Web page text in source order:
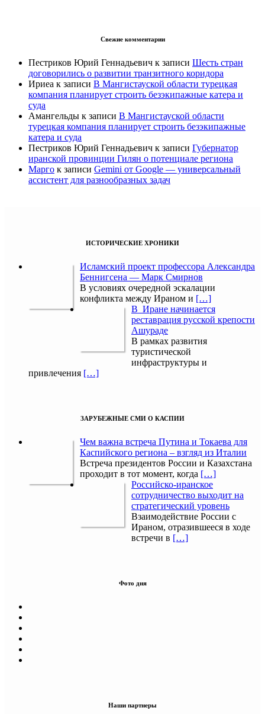
Свежие комментарии
Пестриков Юрий Геннадьевич к записи Шесть стран
договорились о развитии транзитного коридора
Ириеа к записи В Мангистауской области турецкая
компания планирует строить безэкипажные катера и
суда
Амангельды к записи В Мангистауской области
турецкая компания планирует строить безэкипажные
катера и суда
Пестриков Юрий Геннадьевич к записи Губернатор
иранской провинции Гилян о потенциале региона
Марго к записи Gemini от Google — универсальный
ассистент для разнообразных задач
ИСТОРИЧЕСКИЕ ХРОНИКИ
Исламский проект профессора Александра
Беннигсена — Марк Смирнов
В условиях очередной эскалации
конфликта между Ираном и […]
В Иране начинается
реставрация русской крепости
Ашураде
В рамках развития
туристической
инфраструктуры и
привлечения […]
ЗАРУБЕЖНЫЕ СМИ О КАСПИИ
Чем важна встреча Путина и Токаева для
Каспийского региона – взгляд из Италии
Встреча президентов России и Казахстана
проходит в тот момент, когда […]
Российско-иранское
сотрудничество выходит на
стратегический уровень
Взаимодействие России с
Ираном, отразившееся в ходе
встречи в […]
Фото дня
Наши партнеры